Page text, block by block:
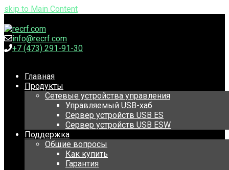
skip to Main Content
info@recrf.com
+7 (473) 291-91-30
Главная
Продукты
Сетевые устройства управления
Управляемый USB-хаб
Сервер устройств USB ES
Сервер устройств USB ESW
Поддержка
Общие вопросы
Как купить
Гарантия